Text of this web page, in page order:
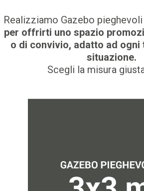
Realizziamo Gazebo
per offrirti uno spazio
o di convivio, adatto ad ogni
situazione.
Scegli la misura